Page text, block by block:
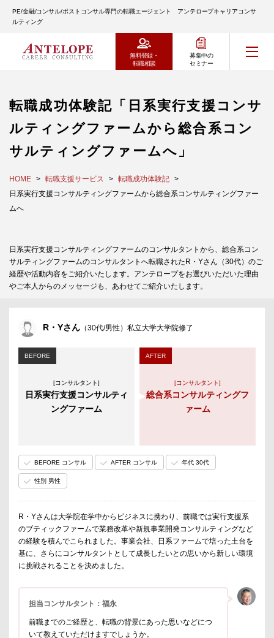
PE/金融/コンサル/ポストコンサル専門の転職エージェント アンテロープキャリアコンサ
ルティング
無料登録・
転職相談
募集中の
セミナー
転職成功体験記「日系実行支援コンサ
ルティングファームから総合系コン
サルティングファームへ」
HOME 転職支援サービス
転職成功体験記
日系実行支援コンサルティングファームから総合系コンサルティングファー
ムへ
日系実行支援コンサルティングファームのコンサルタントから、総合系コン
サルティングファームのコンサルタントへ転職されたR・Yさん（30代）のご
経歴や活動内容をご紹介いたします。アンテロープをお選びいただいた理由
やご本人からのメッセージも、あわせてご紹介いたします。
R・Yさん （30代/男性）私立大学大学院修了
BEFORE
[コンサルタント]
日系実行支援コンサルティ
ングファーム
AFTER
[コンサルタント]
総合系コンサルティングフ
ァーム
BEFORE コンサル AFTER コンサル 年代 30代
性別 男性
R・Yさんは大学院在学中からビジネスに携わり、前職では実行支援系
のブティックファームで業務改革や新規事業開発コンサルティングなど
の経験を積んでこられました。事業会社、日系ファームで培った土台を
基に、さらにコンサルタントとして成長したいとの思いから新しい環境
に挑戦されることを決めました。
担当コンサルタント：福永
前職までのご経歴と、転職の背景にあった思いなどにつ
いて教えていただけますでしょうか。